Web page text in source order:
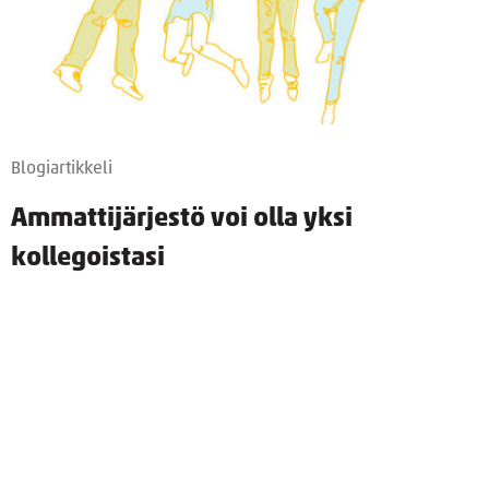
Blogiartikkeli
Ammattijärjestö voi olla yksi
kollegoistasi